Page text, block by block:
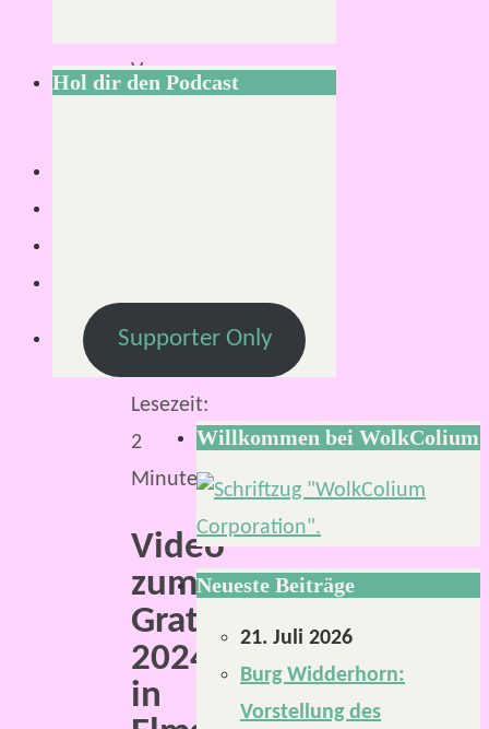
Von
März
Lesezeit:
2
Minuten
Video
zum
Gratisrollenspieltag
2024
in
Hol dir den Podcast
Supporter Only
Willkommen bei WolkColium
Neueste Beiträge
21. Juli 2026
Burg Widderhorn:
Vorstellung des